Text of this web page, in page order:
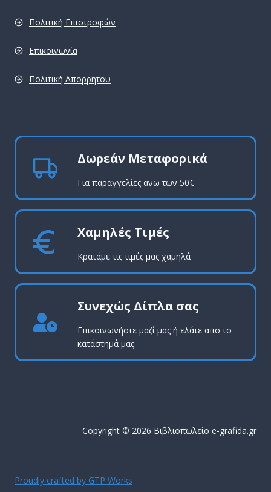
Πολιτική Επιστροφών
Επικοινωνία
Πολιτική Απορρήτου
Δωρεάν Μεταφορικά
Για παραγγελίες άνω των 50€
Χαμηλές Τιμές
Κρατάμε τις τιμές μας χαμηλά
Συνεχώς Δίπλα σας
Επικοινωνήστε μαζί μας ή ελάτε απο το
κατάστημά μας
Copyright © 2026 Βιβλιοπωλείο e-grafida.gr
Proudly crafted by GTP Works